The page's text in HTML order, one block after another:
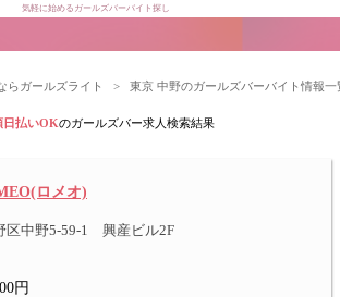
気軽に始めるガールズバーバイト探し
らガールズライト > 東京 中野のガールズバーバイト情報一
日払いOKのガールズバー求人検索結果
ロメオ)
区中野5-59-1 興産ビル2F
円